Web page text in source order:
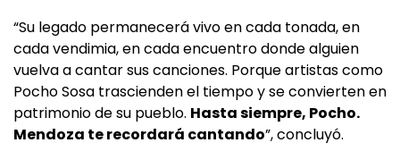
“Su legado permanecerá vivo en cada tonada, en
cada vendimia, en cada encuentro donde alguien
vuelva a cantar sus canciones. Porque artistas como
Pocho Sosa trascienden el tiempo y se convierten en
patrimonio de su pueblo. Hasta siempre, Pocho.
Mendoza te recordará cantando”, concluyó.